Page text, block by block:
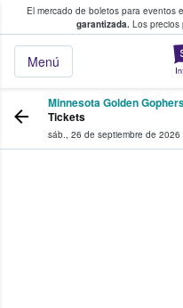
El mercado de boletos para eventos
garantizada. Los precios
Menú
fans compran
Minnesota Golden
Tickets
sáb., 26 de septiembre de 2026